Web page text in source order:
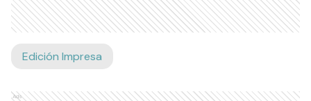
Edición Impresa
Ads